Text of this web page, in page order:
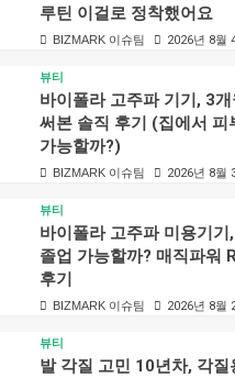
루틴 이걸로 정착했어요
BIZMARK 이슈팀 2026년 8월
뷰티
바이폴라 고주파 기기, 3개
써본 솔직 후기 (집에서 피
가능할까?)
BIZMARK 이슈팀 2026년 8월
뷰티
바이폴라 고주파 미용기기
졸업 가능할까? 매직파워
후기
BIZMARK 이슈팀 2026년 8월
뷰티
발 각질 고민 10년차, 각질